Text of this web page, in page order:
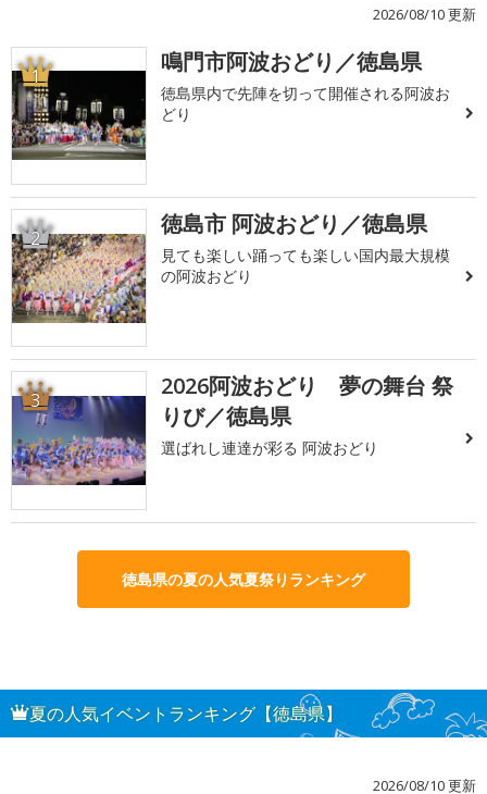
2026/08/10 更新
1 鳴門市阿波おどり／徳島県
徳島県内で先陣を切って開催される阿波お
どり
2 徳島市 阿波おどり／徳島県
見ても楽しい踊っても楽しい国内最大規模
の阿波おどり
3
2026阿波おどり 夢の舞台 祭
りび／徳島県
選ばれし連達が彩る 阿波おどり
徳島県の夏の人気夏祭りランキング
夏の人気イベントランキング【徳島県】
2026/08/10 更新